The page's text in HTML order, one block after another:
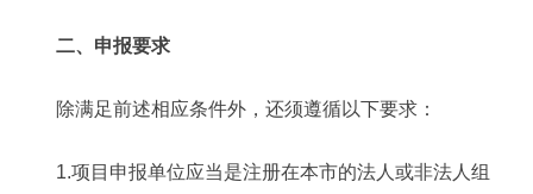
二、申报要求
除满足前述相应条件外，还须遵循以下要求：
1.项目申报单位应当是注册在本市的法人或非法人组